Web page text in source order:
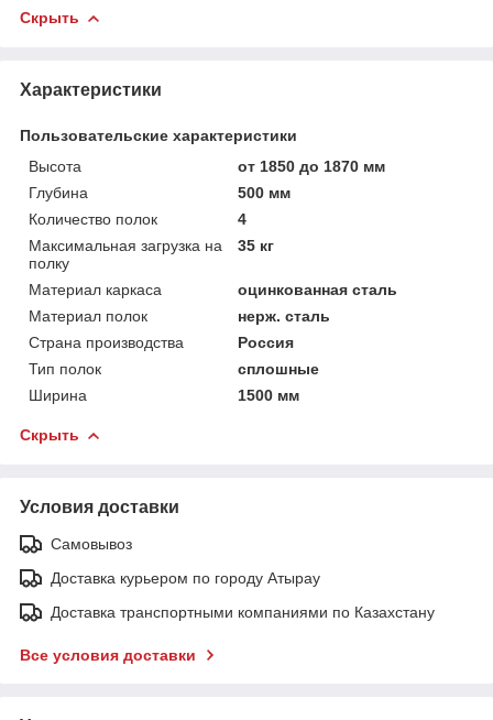
Скрыть
Характеристики
Пользовательские характеристики
Высота
от 1850 до 1870 мм
Глубина
500 мм
Количество полок
4
Максимальная загрузка на
полку
35 кг
Материал каркаса
оцинкованная сталь
Материал полок
нерж. сталь
Страна производства
Россия
Тип полок
сплошные
Ширина
1500 мм
Скрыть
Условия доставки
Самовывоз
Доставка курьером по городу Атырау
Доставка транспортными компаниями по Казахстану
Все условия доставки